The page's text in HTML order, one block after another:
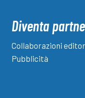
Diventa
Collaborazioni
Pubblicità